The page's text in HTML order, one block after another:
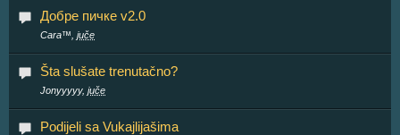
Добре пичке v2.0
Cara™, juče
Šta slušate trenutačno?
Jonyyyyy, juče
Podijeli sa Vukajlijašima